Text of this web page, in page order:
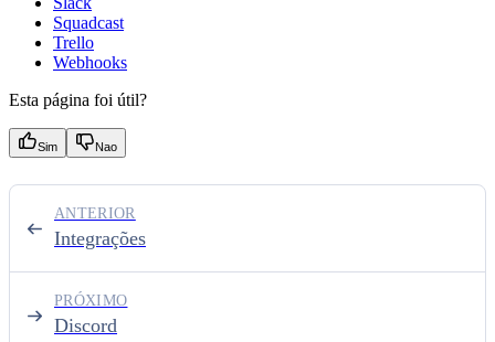
Squadcast
Trello
Webhooks
Esta página foi útil?
Sim Nao
Integrações
ANTERIOR
Discord
PRÓXIMO